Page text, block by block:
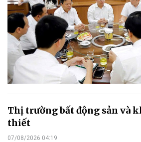
Thị trường bất động sản và
thiết
07/08/2026 04:19